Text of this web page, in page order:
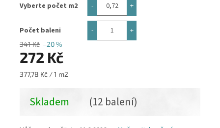
Vyberte počet m2
Počet baleni
341 Kč –20 %
272 Kč
Měrná
377,78 Kč / 1 m2
Skladem (12 balení)